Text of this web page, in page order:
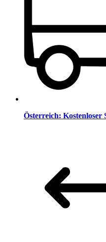
Österreich: Kostenloser